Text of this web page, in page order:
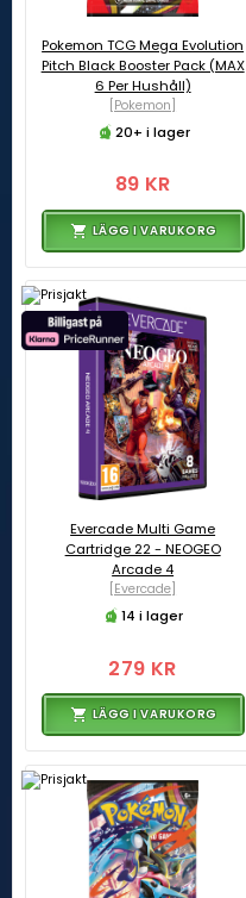
Pokemon TCG Mega Evolution
Pitch Black Booster Pack (MAX
6 Per Hushåll)
[Pokemon]
20+ i lager
89 KR
LÄGG I VARUKORG
Evercade Multi Game
Cartridge 22 - NEOGEO
Arcade 4
[Evercade]
14 i lager
279 KR
LÄGG I VARUKORG